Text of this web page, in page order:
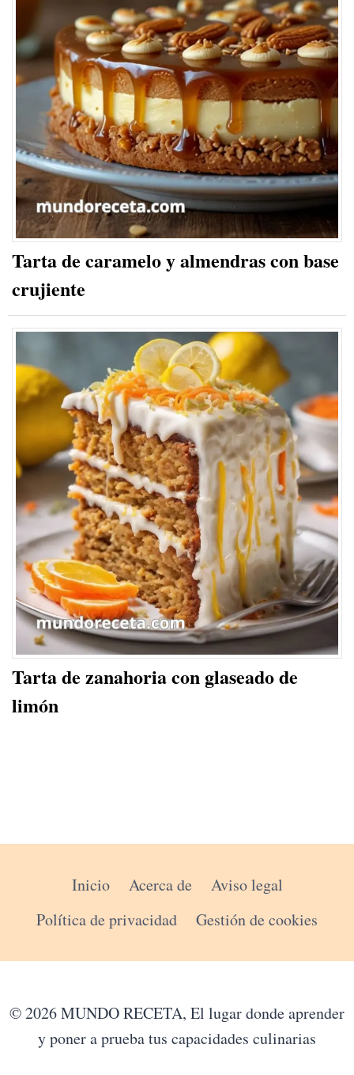
Tarta de caramelo y almendras con base
crujiente
Tarta de zanahoria con glaseado de
limón
Inicio Acerca de
Aviso legal
Política de privacidad
Gestión de cookies
© 2026 MUNDO RECETA, El lugar donde aprender
y poner a prueba tus capacidades culinarias